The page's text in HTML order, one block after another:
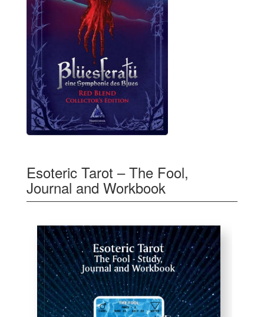
Esoteric Tarot – The Fool,
Journal and Workbook